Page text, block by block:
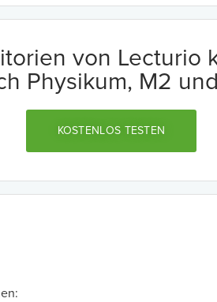
von Lecturio
Physikum, M2
KOSTENLOS TESTEN